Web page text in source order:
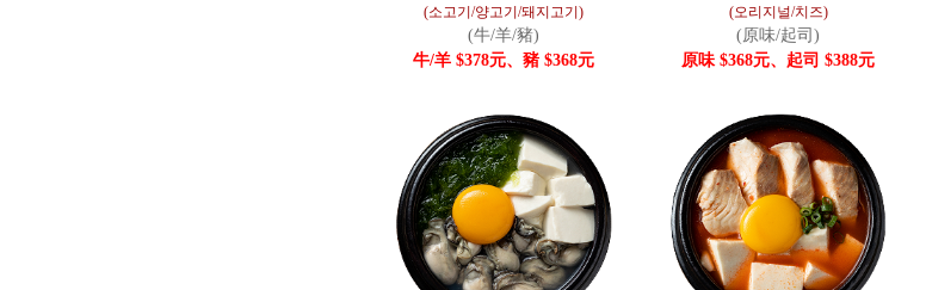
(소고기/양고기/돼지고기)
(牛/羊/豬)
牛/羊 $378元、豬 $368元
(오리지널/치즈)
(原味/起司)
原味 $368元、起司 $388元